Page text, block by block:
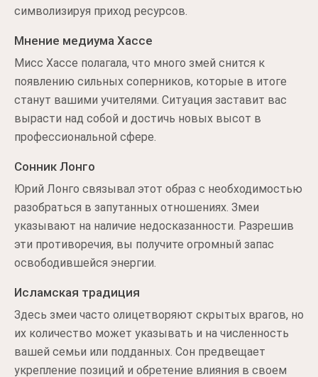
символизируя приход ресурсов.
Мнение медиума Хассе
Мисс Хассе полагала, что много змей снится к
появлению сильных соперников, которые в итоге
станут вашими учителями. Ситуация заставит вас
вырасти над собой и достичь новых высот в
профессиональной сфере.
Сонник Лонго
Юрий Лонго связывал этот образ с необходимостью
разобраться в запутанных отношениях. Змеи
указывают на наличие недосказанности. Разрешив
эти противоречия, вы получите огромный запас
освободившейся энергии.
Исламская традиция
Здесь змеи часто олицетворяют скрытых врагов, но
их количество может указывать и на численность
вашей семьи или подданных. Сон предвещает
укрепление позиций и обретение влияния в своем